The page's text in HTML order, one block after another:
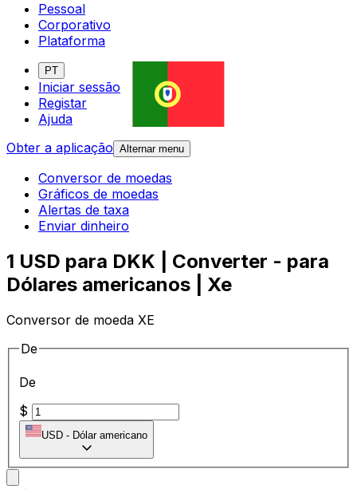
Pessoal
Corporativo
Plataforma
PT
Iniciar sessão
Registar
Ajuda
Obter a aplicação Alternar menu
Conversor de moedas
Gráficos de moedas
Alertas de taxa
Enviar dinheiro
1 USD para DKK | Converter - para
Dólares americanos | Xe
Conversor de moeda XE
De
De
$
USD - Dólar americano